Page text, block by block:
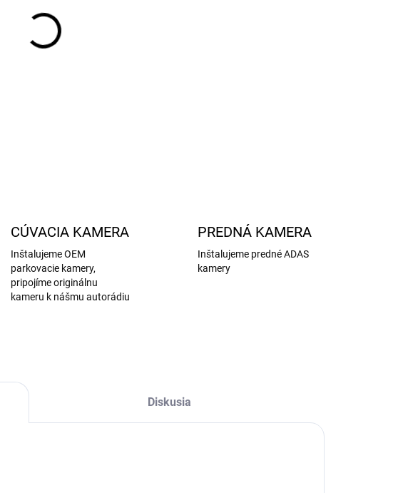
DETAILNÉ INFORMÁCIE
CÚVACIA KAMERA
Inštalujeme OEM
parkovacie kamery,
pripojíme originálnu
kameru k nášmu autorádiu
PREDNÁ KAMERA
Inštalujeme predné ADAS
kamery
Diskusia